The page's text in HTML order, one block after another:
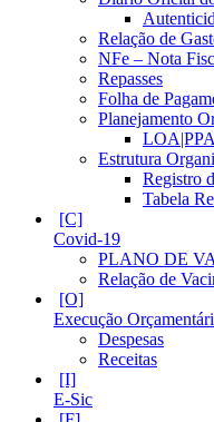
Relação de
NFe – Nota
Repasses
Folha de
Planejamento
Estrutura
Registro
Tabela
Covid-19
PLANO DE
Relação de
Execução
Despesas
Receitas
E-Sic